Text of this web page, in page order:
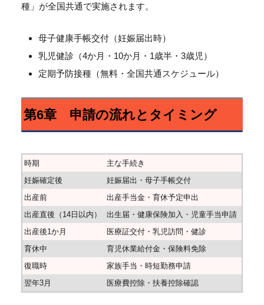
種」 が全国共通で実施されます。
母子健康手帳交付（妊娠届出時）
乳児健診（4か月・10か月・1歳半・3歳児）
定期予防接種（無料・全国共通スケジュール）
第6章 申請の流れとタイミング
時期
主な手続き
妊娠確定後
妊娠届出・母子手帳交付
出産前
出産手当金・育休予定申出
出産直後（14日以内）
出生届・健康保険加入・児童手当申請
出産後1か月
医療証交付・乳児訪問・健診
育休中
育児休業給付金・保険料免除
復職時
家族手当・時短勤務申請
翌年3月
医療費控除・扶養控除確認